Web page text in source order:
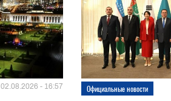
02.08.2026 - 16:57 Официальные новости